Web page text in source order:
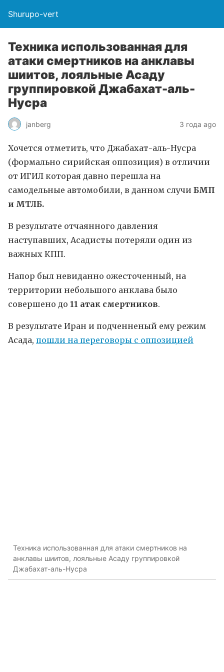
Shurupo-vert
Техника использованная для
атаки смертников на анклавы
шиитов, лояльные Асаду
группировкой Джабахат-аль-
Нусра
janberg 3 года ago
Хочется отметить, что Джабахат-аль-Нусра
(формально сирийская оппозиция) в отличии
от ИГИЛ которая давно перешла на
самодельные автомобили, в данном случи БМП
и МТЛБ.
В результате отчаянного давления
наступавших, Асадисты потеряли один из
важных КПП.
Напор был невиданно ожесточенный, на
территории небольшого анклава было
совершено до 11 атак смертников.
В результате Иран и подченненый ему режим
Асада, пошли на переговоры с оппозицией
Техника использованная для атаки смертников на
анклавы шиитов, лояльные Асаду группировкой
Джабахат-аль-Нусра